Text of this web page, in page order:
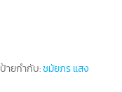
ป้ายกำกับ:ชมัยภร แสง